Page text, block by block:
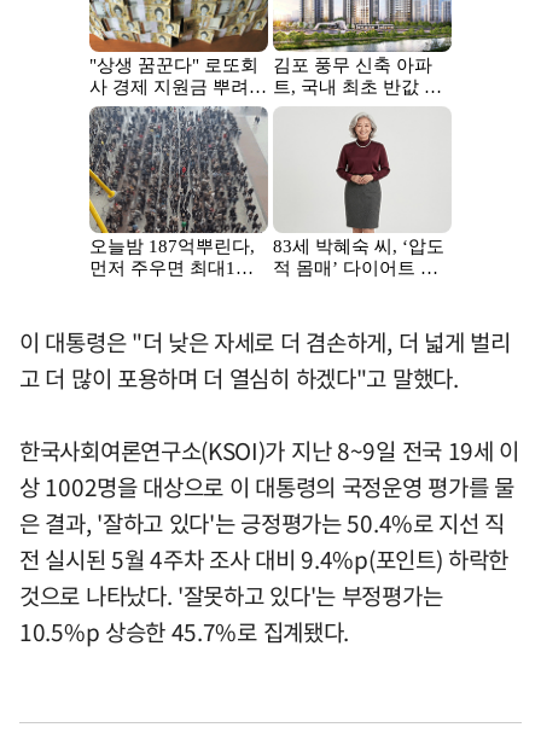
이 대통령은 "더 낮은 자세로 더 겸손하게, 더 넓게 벌리
고 더 많이 포용하며 더 열심히 하겠다"고 말했다.
한국사회여론연구소(KSOI)가 지난 8~9일 전국 19세 이
상 1002명을 대상으로 이 대통령의 국정운영 평가를 물
은 결과, '잘하고 있다'는 긍정평가는 50.4%로 지선 직
전 실시된 5월 4주차 조사 대비 9.4%p(포인트) 하락한
것으로 나타났다. '잘못하고 있다'는 부정평가는
10.5%p 상승한 45.7%로 집계됐다.